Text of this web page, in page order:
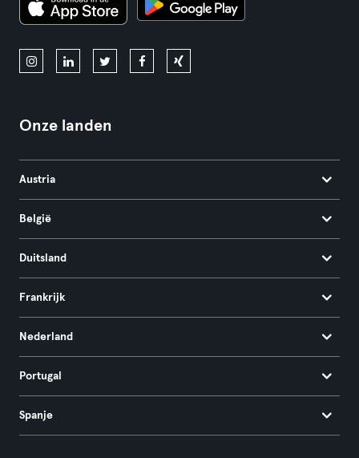
Onze landen
Austria
België
Duitsland
Frankrijk
Nederland
Portugal
Spanje